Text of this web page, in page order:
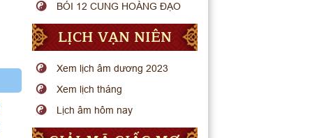
BÓI 12 CUNG HOÀNG ĐẠO
LỊCH VẠN NIÊN
Xem lịch âm dương 2023
Xem lịch tháng
Lịch âm hôm nay